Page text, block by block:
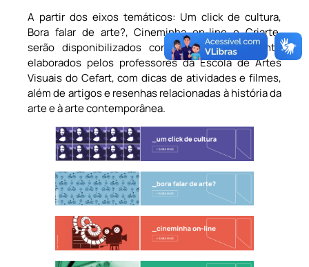
A partir dos eixos temáticos: Um click de cultura,
Bora falar de arte?, Cineminha on-line e Criarte,
serão disponibilizados conteúdos especialmente
elaborados pelos professores da Escola de Artes
Visuais do Cefart, com dicas de atividades e filmes,
além de artigos e resenhas relacionadas à história da
arte e à arte contemporânea.